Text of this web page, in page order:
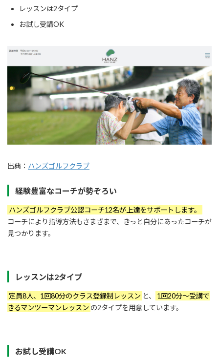
レッスンは2タイプ
お試し受講OK
出典： ハンズゴルフクラブ
経験豊富なコーチが勢ぞろい
ハンズゴルフクラブ公認コーチ12名が上達をサポートします。
コーチにより指導方法もさまざまで、きっと自分にあったコーチが
見つかります。
レッスンは2タイプ
定員8人、1回80分のクラス登録制レッスン と、
1回20分～受講で
きるマンツーマンレッスン の2タイプを用意しています。
お試し受講OK